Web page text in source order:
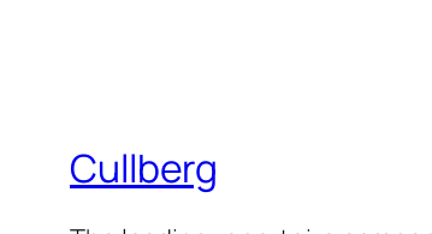
Cullberg